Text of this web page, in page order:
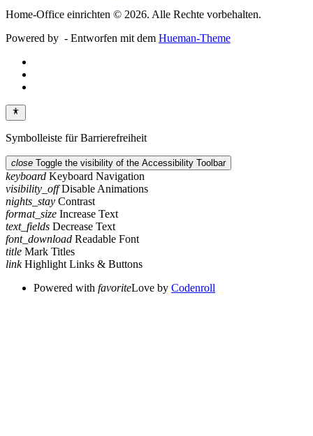
Home-Office einrichten © 2026. Alle Rechte vorbehalten.
Powered by - Entworfen mit dem Hueman-Theme
Symbolleiste für Barrierefreiheit
close Toggle the visibility of the Accessibility Toolbar
keyboard Keyboard Navigation
visibility_off Disable Animations
nights_stay Contrast
format_size Increase Text
text_fields Decrease Text
font_download Readable Font
title Mark Titles
link Highlight Links & Buttons
Powered with favoriteLove by Codenroll